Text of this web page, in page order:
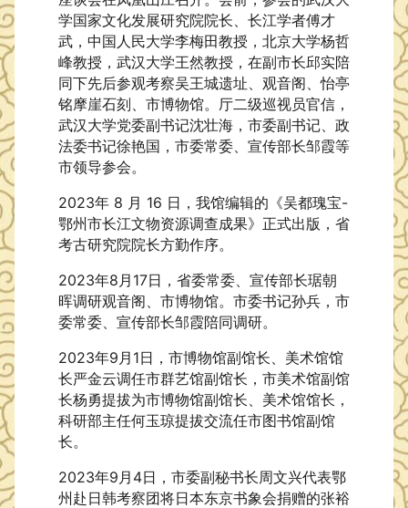
学国家文化发展研究院院长、长江学者傅才
武，中国人民大学李梅田教授，北京大学杨哲
峰教授，武汉大学王然教授，在副市长邱实陪
同下先后参观考察吴王城遗址、观音阁、怡亭
铭摩崖石刻、市博物馆。厅二级巡视员官信，
武汉大学党委副书记沈壮海，市委副书记、政
法委书记徐艳国，市委常委、宣传部长邹霞等
市领导参会。
2023年 8 月 16 日，我馆编辑的《吴都瑰宝-
鄂州市长江文物资源调查成果》正式出版，省
考古研究院院长方勤作序。
2023年8月17日，省委常委、宣传部长琚朝
晖调研观音阁、市博物馆。市委书记孙兵，市
委常委、宣传部长邹霞陪同调研。
2023年9月1日，市博物馆副馆长、美术馆馆
长严金云调任市群艺馆副馆长，市美术馆副馆
长杨勇提拔为市博物馆副馆长、美术馆馆长，
科研部主任何玉琼提拔交流任市图书馆副馆
长。
2023年9月4日，市委副秘书长周文兴代表鄂
州赴日韩考察团将日本东京书象会捐赠的张裕